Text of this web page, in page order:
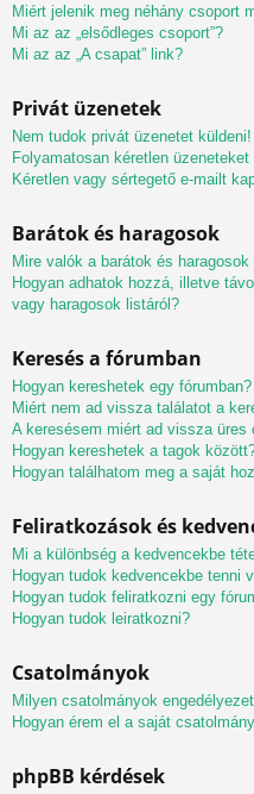
Miért jelenik meg néhány csoport
Mi az az „elsődleges csoport”?
Mi az az „A csapat” link?
Privát üzenetek
Nem tudok privát üzenetet küldeni!
Folyamatosan kéretlen üzeneteket
Kéretlen vagy sértegető e-mailt
Barátok és haragosok
Mire valók a barátok és
Hogyan adhatok hozzá, illetve
vagy haragosok listáról?
Keresés a fórumban
Hogyan kereshetek egy fórumban?
Miért nem ad vissza találatot a
A keresésem miért ad vissza üres
Hogyan kereshetek a tagok
Hogyan találhatom meg a saját
Feliratkozások és
Mi a különbség a kedvencekbe
Hogyan tudok kedvencekbe tenni
Hogyan tudok feliratkozni egy
Hogyan tudok leiratkozni?
Csatolmányok
Milyen csatolmányok
Hogyan érem el a saját
phpBB kérdések